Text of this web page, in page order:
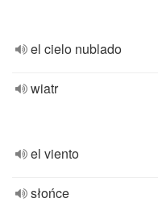
el cielo nublado
wiatr
el viento
słońce